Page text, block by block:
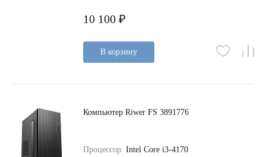
10 100 ₽
В корзину
Компьютер Riwer FS 3891776
Процессор: Intel Core i3-4170